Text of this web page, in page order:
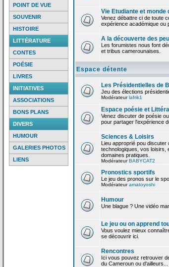
POINT DE VUE
SOUVENIR
HISTOIRE
LITTÉRATURE
CONTES
POÉSIE
LIVRES
INITIATIVES
ASSOCIATIONS
BONS PLANS
DIVERS
HUMOUR
GALERIES PHOTOS
LIENS
Vie Etudiante et monde
Venez débattre ci de toute
expérience académique ou
A la découverte des
Les forumistes nous font
et tribus camerounaises.
Espace détente
Les Présidentielles de
Jeu des élections
Modérateurlafrik1
Espace poésie et
Venez discuter de poésie
pour partager l'expérience
Sciences & Loisirs
Lieu approprié pou
technologiques, vos loisirs,
domaines pratiques.
ModérateurBABYCAT2
Pronostics sportifs
Le jeu des pronos sur le
Modérateuramatoyoshi
Humour
Une blague ? Une vidéo
Le jeu ou on apprend
Vous voulez mieux
se découvrir ici.
Rencontres
Ici vous pouvez retrouver
du Cameroun ou d'ailleurs...